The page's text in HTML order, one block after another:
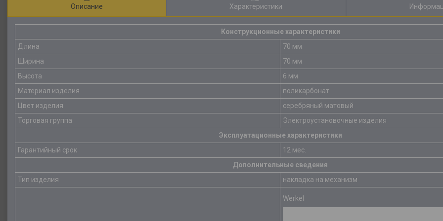
Описание Характеристики
Конструкционные характеристики
Длина
70 мм
Ширина
70 мм
Высота
6 мм
Материал изделия
поликарбонат
Цвет изделия
серебряный матовый
Торговая группа
Электроустановочные изделия
Эксплуатационные характеристики
Гарантийный срок
12 мес.
Дополнительные сведения
Тип изделия
накладка на механизм
Werkel